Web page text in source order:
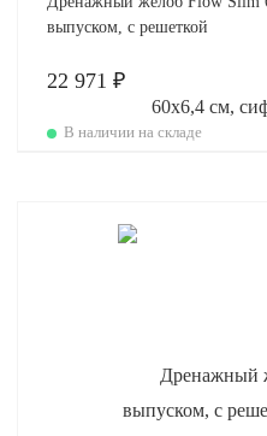
выпуском, с решеткой
22 971 ₽
В наличии на складе